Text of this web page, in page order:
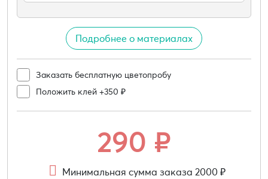
Подробнее о материалах
Заказать бесплатную цветопробу
Положить клей +350 ₽
290 ₽
Минимальная сумма заказа 2000 ₽